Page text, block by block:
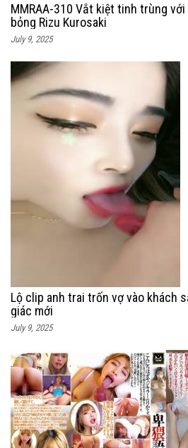
MMRAA-310 Vắt kiệt tinh trùng
bỏng Rizu Kurosaki
July 9, 2025
Lộ clip anh trai trốn vợ vào khách
giác mới
July 9, 2025